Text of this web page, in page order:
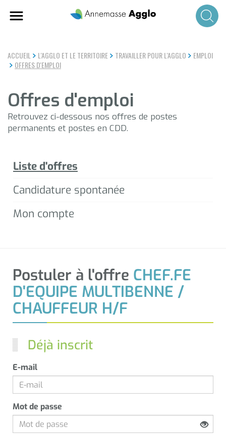
ACCUEIL L'AGGLO ET LE TERRITOIRE TRAVAILLER POUR L'AGGLO
EMPLOI
OFFRES D'EMPLOI
Offres d'emploi
Retrouvez ci-dessous nos offres de postes
permanents et postes en CDD.